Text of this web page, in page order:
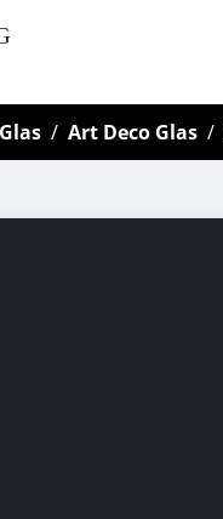
Glas Art Deco Glas